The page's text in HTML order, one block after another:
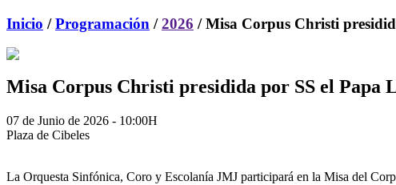
Inicio /Programación /2026 / Misa Corpus Christi
Misa Corpus Christi presidida por SS el Papa
07 de Junio de 2026 - 10:00H
Plaza de Cibeles
La Orquesta Sinfónica, Coro y Escolanía JMJ participará en la Misa del